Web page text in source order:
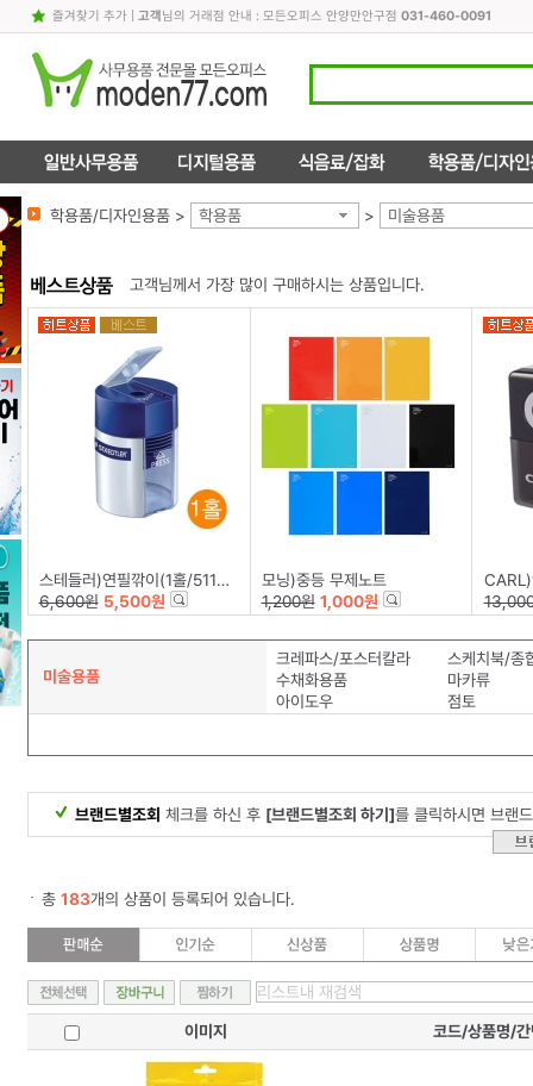
즐겨찾기 추가| 고객님의 거래점 안내 : 모든오피스 안양만안구점 031-460-0091
학용품/디자인용품 > 학용품 > 미술용품
고객님께서 가장 많이 구매하시는 상품입니다.
스테들러)연필깎이(1홀/511-001)
6,600원 5,500원
모닝)중등 무제노트
1,200원 1,000원
CARL)
미술용품
크레파스/포스터칼라
스케치북/종
수채화용품
마카류
아이도우
점토
브랜드별조회 체크를 하신 후 [브랜드별조회 하기]를 클릭하시면 브랜
총 183개의 상품이 등록되어 있습니다.
이미지 코드/상품명/간